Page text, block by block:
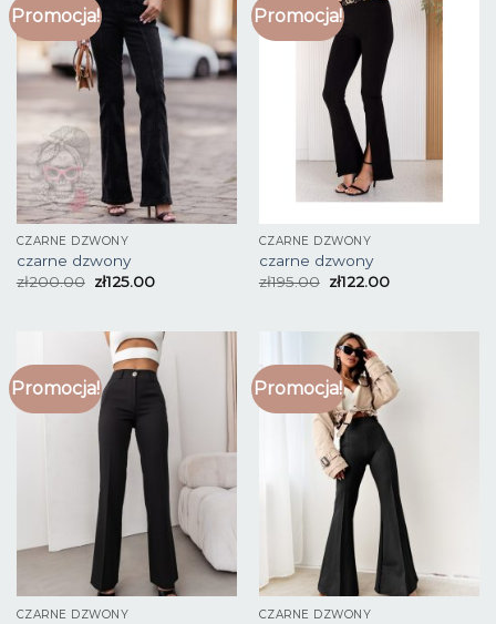
Promocja!
CZARNE DZWONY
czarne dzwony
zł200.00 zł125.00
Promocja!
CZARNE DZWONY
czarne dzwony
zł195.00 zł122.00
Promocja!
CZARNE DZWONY
Promocja!
CZARNE DZWONY